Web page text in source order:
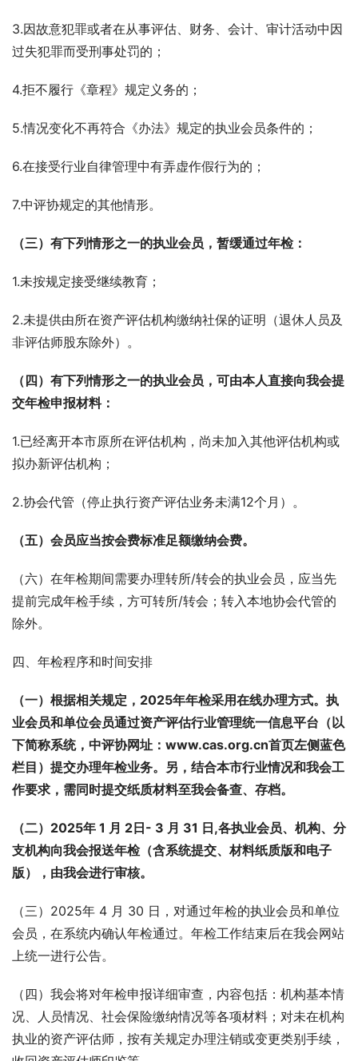
3.因故意犯罪或者在从事评估、财务、会计、审计活动中因
过失犯罪而受刑事处罚的；
4.拒不履行《章程》规定义务的；
5.情况变化不再符合《办法》规定的执业会员条件的；
6.在接受行业自律管理中有弄虚作假行为的；
7.中评协规定的其他情形。
（三）有下列情形之一的执业会员，暂缓通过年检：
1.未按规定接受继续教育；
2.未提供由所在资产评估机构缴纳社保的证明（退休人员及
非评估师股东除外）。
（四）有下列情形之一的执业会员，可由本人直接向我会提
交年检申报材料：
1.已经离开本市原所在评估机构，尚未加入其他评估机构或
拟办新评估机构；
2.协会代管（停止执行资产评估业务未满12个月）。
（五）会员应当按会费标准足额缴纳会费。
（六）在年检期间需要办理转所/转会的执业会员，应当先
提前完成年检手续，方可转所/转会；转入本地协会代管的
除外。
四、年检程序和时间安排
（一）根据相关规定，2025年年检采用在线办理方式。执
业会员和单位会员通过资产评估行业管理统一信息平台（以
下简称系统，中评协网址： www.cas.org.cn首页左侧蓝色
栏目）提交办理年检业务。另，结合本市行业情况和我会工
作要求，需同时提交纸质材料至我会备查、存档。
（二）2025年 1 月 2日- 3 月 31 日,各执业会员、机构、分
支机构向我会报送年检（含系统提交、材料纸质版和电子
版），由我会进行审核。
（三）2025年 4 月 30 日，对通过年检的执业会员和单位
会员，在系统内确认年检通过。年检工作结束后在我会网站
上统一进行公告。
（四）我会将对年检申报详细审查，内容包括：机构基本情
况、人员情况、社会保险缴纳情况等各项材料；对未在机构
执业的资产评估师，按有关规定办理注销或变更类别手续，